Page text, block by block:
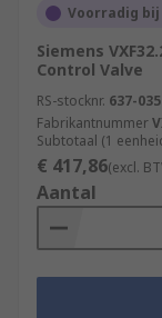
Voorradig
Siemens
Control Valve
RS-stocknr. 637-035
Fabrikantnummer
Subtotaal (1
€ 417,86(excl.
Aantal